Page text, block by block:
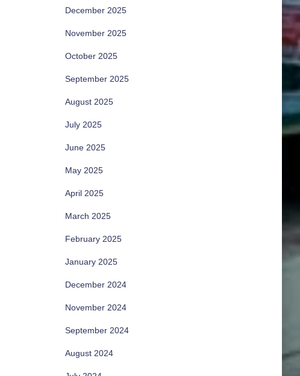
December 2025
November 2025
October 2025
September 2025
August 2025
July 2025
June 2025
May 2025
April 2025
March 2025
February 2025
January 2025
December 2024
November 2024
September 2024
August 2024